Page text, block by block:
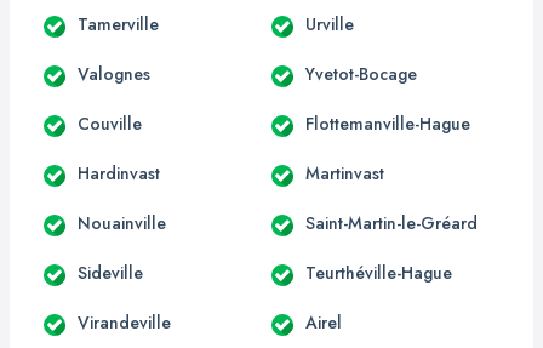
Tamerville Urville
Valognes Yvetot-Bocage
Couville Flottemanville-Hague
Hardinvast Martinvast
Nouainville Saint-Martin-le-Gréard
Sideville Teurthéville-Hague
Virandeville Airel